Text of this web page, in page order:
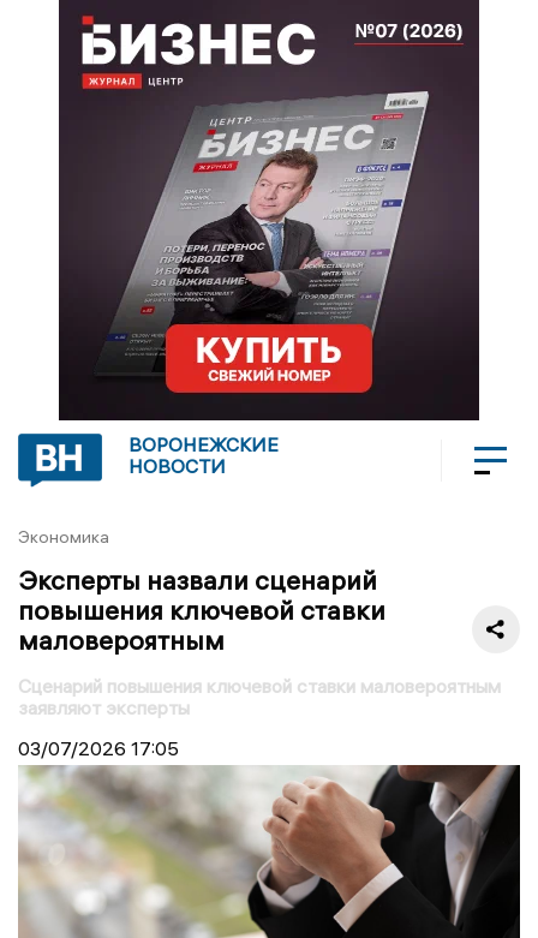
ВОРОНЕЖСКИЕ
НОВОСТИ
Экономика
Эксперты назвали сценарий
повышения ключевой ставки
маловероятным
Сценарий повышения ключевой ставки маловероятным
заявляют эксперты
03/07/2026 17:05